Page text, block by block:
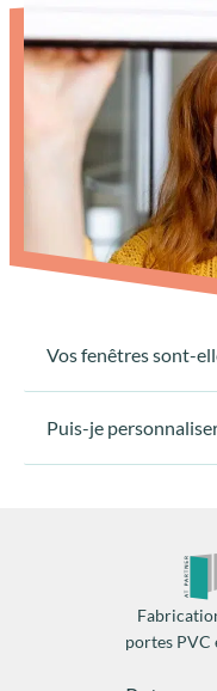
Vos fenêtres sont-
Puis-je
portes PVC